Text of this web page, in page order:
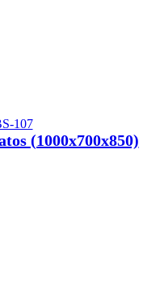
107
(1000x700x850)